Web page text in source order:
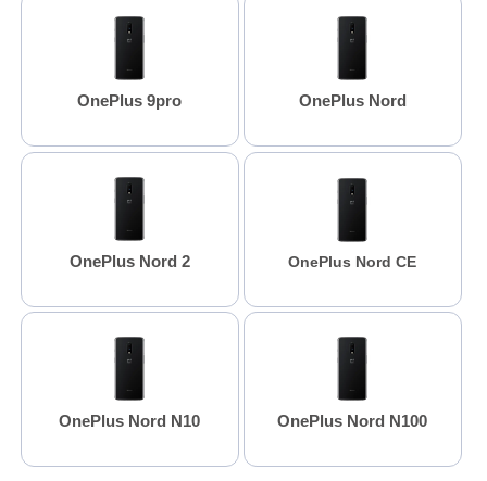
OnePlus 9pro OnePlus Nord
OnePlus Nord 2 OnePlus Nord CE
OnePlus Nord N10 OnePlus Nord N100